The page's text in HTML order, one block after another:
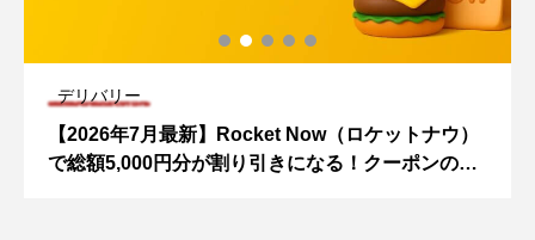
デリバリー
【2026年7月最新】Rocket Now（ロケットナウ）
で総額5,000円分が割り引きになる！クーポンの取